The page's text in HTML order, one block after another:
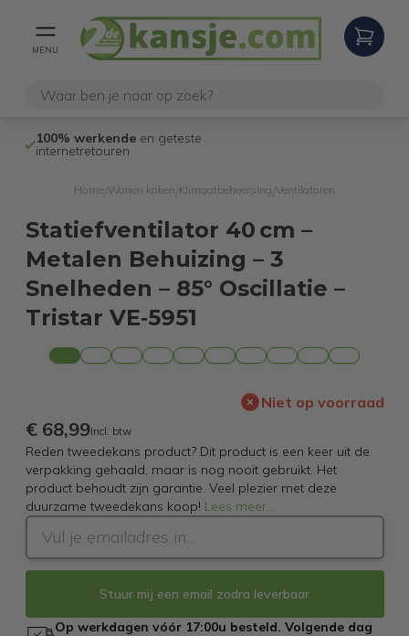
MENU
100% werkende en geteste
internetretouren
Home Wonen koken Klimaatbeheersing Ventilatoren
Statiefventilator 40 cm –
Metalen Behuizing – 3
Snelheden – 85° Oscillatie –
Tristar VE‑5951
Niet op voorraad
€ 68,99Incl. btw
Reden tweedekans product? Dit product is een keer uit de
verpakking gehaald, maar is nog nooit gebruikt. Het
product behoudt zijn garantie. Veel plezier met deze
duurzame tweedekans koop! Lees meer...
Stuur mij een email zodra leverbaar
Op werkdagen vóór 17:00u besteld. Volgende dag